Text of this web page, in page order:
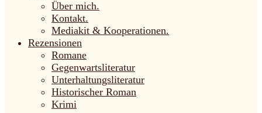
Über mich.
Kontakt.
Mediakit & Kooperationen.
Rezensionen
Romane
Gegenwartsliteratur
Unterhaltungsliteratur
Historischer Roman
Krimi